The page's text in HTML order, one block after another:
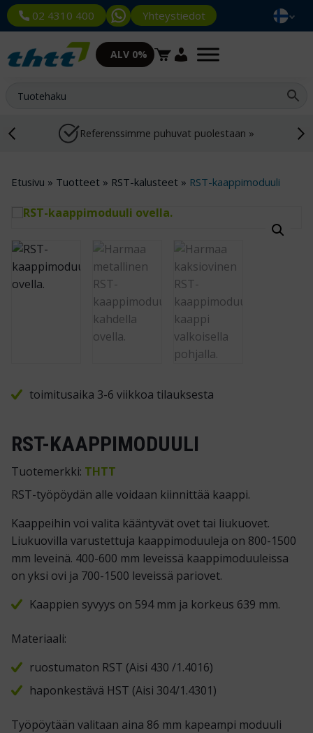
02 4310 400 Yhteystiedot
ALV 0%
Referenssimme puhuvat puolestaan »
Etusivu » Tuotteet » RST-kalusteet » RST-kaappimoduuli
toimitusaika 3-6 viikkoa tilauksesta
RST-KAAPPIMODUULI
Tuotemerkki: THTT
RST-työpöydän alle voidaan kiinnittää kaappi.
Kaappeihin voi valita kääntyvät ovet tai liukuovet.
Liukuovilla varustettuja kaappimoduuleja on 800-1500
mm leveinä. 400-600 mm leveissä kaappimoduuleissa
on yksi ovi ja 700-1500 leveissä pariovet.
Kaappien syvyys on 594 mm ja korkeus 639 mm.
Materiaali:
ruostumaton RST (Aisi 430 /1.4016)
haponkestävä HST (Aisi 304/1.4301)
Työpöytään valitaan aina 86 mm kapeampi moduuli